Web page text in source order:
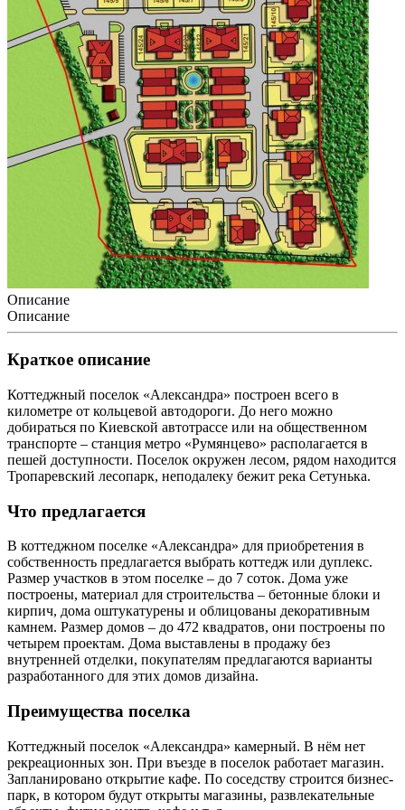
Описание
Описание
Краткое описание
Коттеджный поселок «Александра» построен всего в
километре от кольцевой автодороги. До него можно
добираться по Киевской автотрассе или на общественном
транспорте – станция метро «Румянцево» располагается в
пешей доступности. Поселок окружен лесом, рядом находится
Тропаревский лесопарк, неподалеку бежит река Сетунька.
Что предлагается
В коттеджном поселке «Александра» для приобретения в
собственность предлагается выбрать коттедж или дуплекс.
Размер участков в этом поселке – до 7 соток. Дома уже
построены, материал для строительства – бетонные блоки и
кирпич, дома оштукатурены и облицованы декоративным
камнем. Размер домов – до 472 квадратов, они построены по
четырем проектам. Дома выставлены в продажу без
внутренней отделки, покупателям предлагаются варианты
разработанного для этих домов дизайна.
Преимущества поселка
Коттеджный поселок «Александра» камерный. В нём нет
рекреационных зон. При въезде в поселок работает магазин.
Запланировано открытие кафе. По соседству строится бизнес-
парк, в котором будут открыты магазины, развлекательные